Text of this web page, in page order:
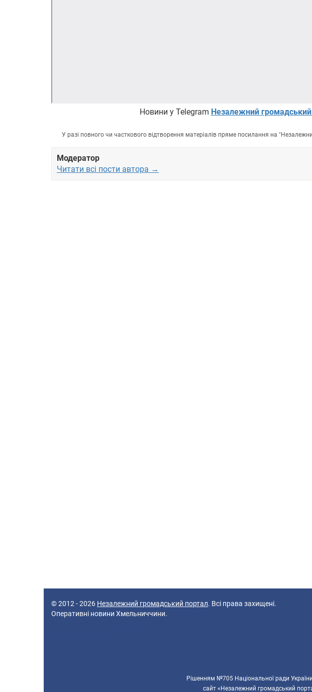
Новини у Telegram Незалежний
У разі повного чи часткового відтворення матеріалів пряме посилання на
Модератор
Читати всі пости автора →
© 2012 - 2026 Незалежний громадський портал. Всі права захищені.
Оперативні новини Хмельниччини.
Рішенням №705 Національної ради
сайт «Незалежний громадський